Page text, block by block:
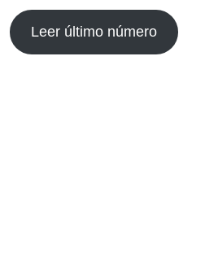
Leer último número